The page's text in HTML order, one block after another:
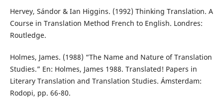
Hervey, Sándor & Ian Higgins. (1992) Thinking Translation. A
Course in Translation Method French to English. Londres:
Routledge.
Holmes, James. (1988) “The Name and Nature of Translation
Studies.” En: Holmes, James 1988. Translated! Papers in
Literary Translation and Translation Studies. Ámsterdam:
Rodopi, pp. 66-80.